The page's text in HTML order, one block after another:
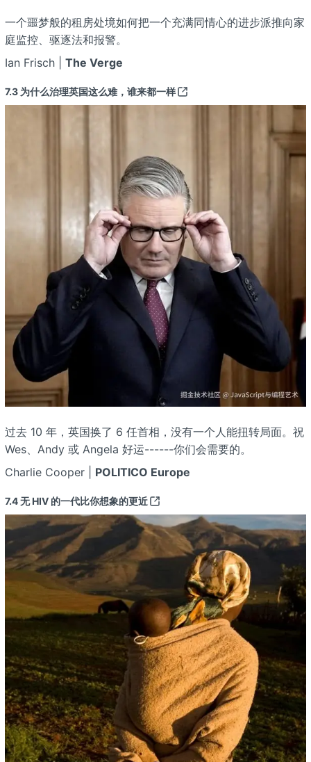
一个噩梦般的租房处境如何把一个充满同情心的进步派推向家
庭监控、驱逐法和报警。
Ian Frisch | The Verge
7.3 为什么治理英国这么难，谁来都一样
过去 10 年，英国换了 6 任首相，没有一个人能扭转局面。祝
Wes、Andy 或 Angela 好运------你们会需要的。
Charlie Cooper | POLITICO Europe
7.4无 HIV 的一代比你想象的更近